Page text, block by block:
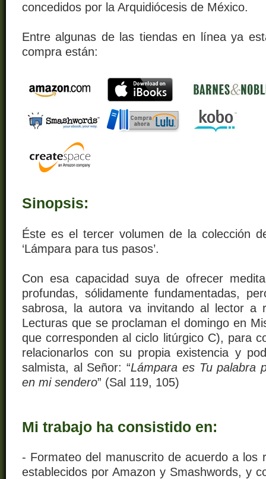
concedidos por la Arquidiócesis de México.
Entre algunas de las tiendas en línea ya
compra están:
Sinopsis:
Éste es el tercer volumen de la colección
‘Lámpara para tus pasos’.
Con esa capacidad suya de ofrecer
profundas, sólidamente fundamentadas,
sabrosa, la autora va invitando al lector a
Lecturas que se proclaman el domingo en
que corresponden al ciclo litúrgico C), para
relacionarlos con su propia existencia y
salmista, al Señor: “Lámpara es Tu palabra
en mi sendero” (Sal 119, 105)
Mi trabajo ha consistido en:
- Formateo del manuscrito de acuerdo a los
establecidos por Amazon y Smashwords, y